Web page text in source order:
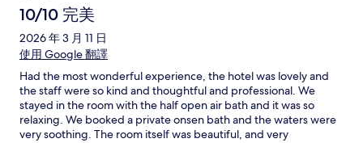
10/10 完美
2026 年 3 月 11 日
使用 Google 翻譯
Had the most wonderful experience, the hotel was lovely and
the staff were so kind and thoughtful and professional. We
stayed in the room with the half open air bath and it was so
relaxing. We booked a private onsen bath and the waters were
very soothing. The room itself was beautiful, and very